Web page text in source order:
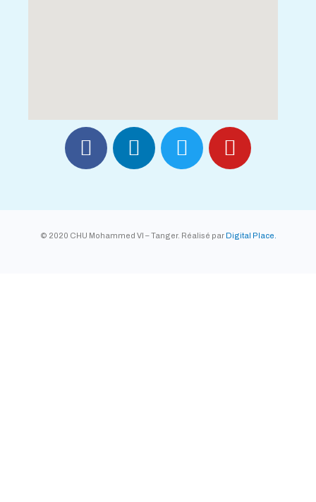
© 2020 CHU Mohammed VI – Tanger. Réalisé par Digital Place.